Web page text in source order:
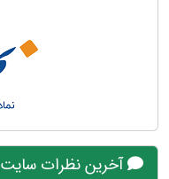
آخرین نظرات سایت